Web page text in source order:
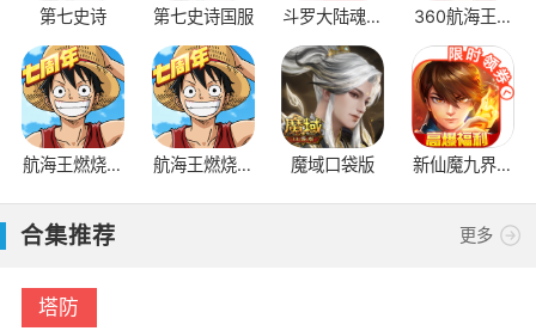
第七史诗 第七史诗国服
斗罗大陆魂师
对决BT服国
际版
360航海王燃
烧意志
航海王燃烧意
航海王燃烧意
魔域口袋版
新仙魔九界互
合集推荐 更多
塔防